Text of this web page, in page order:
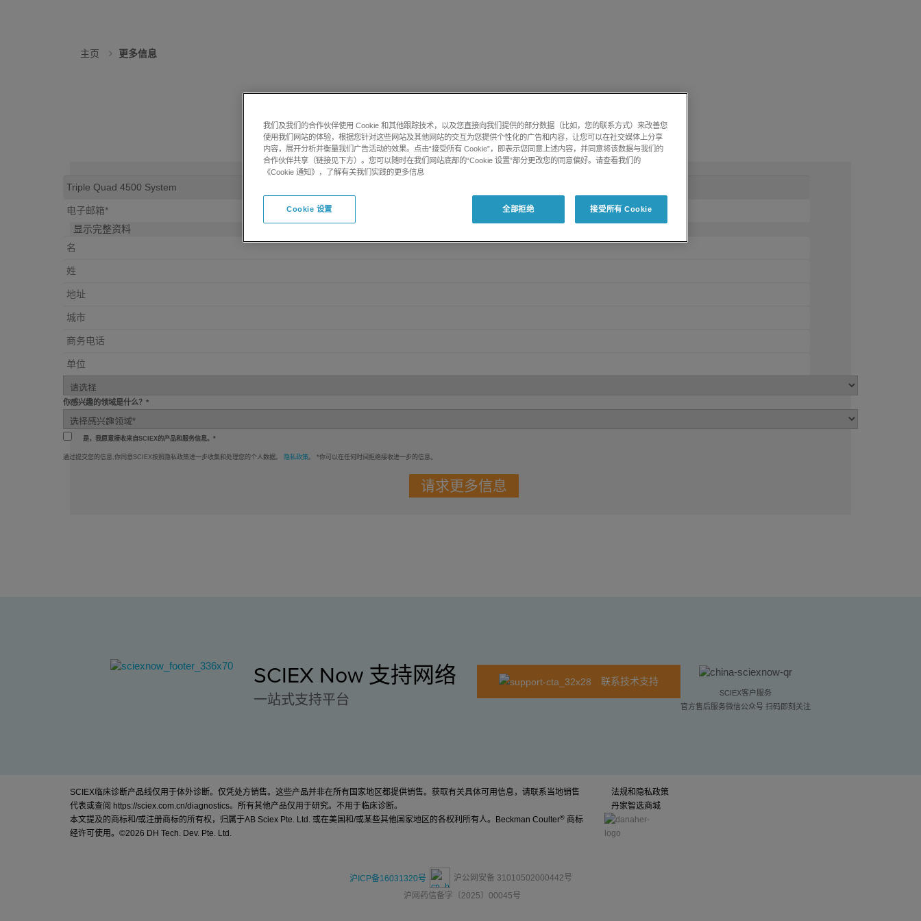
主页 更多信息
更多信息
显示完整资料
你感兴趣的领域是什么？*
是，我愿意接收来自SCIEX的产品和服务信息。*
通过提交您的信息,你同意SCIEX按照隐私政策进一步收集和处理您的个人数据。 隐私政策。 *你可以在任何时间拒绝接收进一步的信息。
SCIEX Now 支持网络
一站式支持平台
联系技术支持
SCIEX客户服务
官方售后服务微信公众号 扫码即刻关注
SCIEX临床诊断产品线仅用于体外诊断。仅凭处方销售。这些产品并非在所有国家地区都提供销售。获取有关具体可用信息，请联系当地销售
代表或查阅 https://sciex.com.cn/diagnostics。所有其他产品仅用于研究。不用于临床诊断。
本文提及的商标和/或注册商标的所有权，归属于AB Sciex Pte. Ltd. 或在美国和/或某些其他国家地区的各权利所有人。Beckman Coulter® 商标
经许可使用。©2026 DH Tech. Dev. Pte. Ltd.
法规和隐私政策
丹家智选商城
沪ICP备16031320号
沪公网安备 31010502000442号
沪网药信备字〔2025〕00045号
我们及我们的合作伙伴使用 Cookie 和其他跟踪技术，以及您直接向我们提供的部分数据（比如，您的联系方式）来改善您
使用我们网站的体验，根据您针对这些网站及其他网站的交互为您提供个性化的广告和内容，让您可以在社交媒体上分享
内容，展开分析并衡量我们广告活动的效果。点击“接受所有 Cookie”，即表示您同意上述内容，并同意将该数据与我们的
合作伙伴共享（链接见下方）。您可以随时在我们网站底部的“Cookie 设置”部分更改您的同意偏好。请查看我们的
《Cookie 通知》，了解有关我们实践的更多信息
Cookie 设置 全部拒绝 接受所有 Cookie